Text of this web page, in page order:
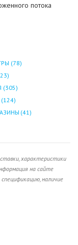
потока
(78)
(305)
(124)
(41)
характеристики
на сайте
наличие